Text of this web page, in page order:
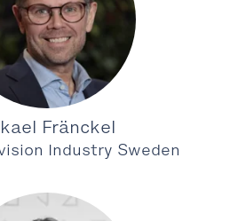
Fränckel
Industry Sweden